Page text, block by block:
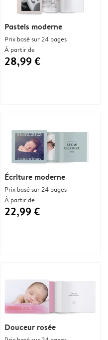
Pastels moderne
Prix basé sur 24 pages
À partir de
28,99 €
Écriture moderne
Prix basé sur 24 pages
À partir de
22,99 €
Douceur rosée